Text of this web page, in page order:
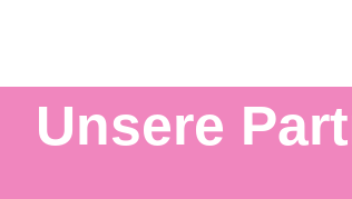
Unsere